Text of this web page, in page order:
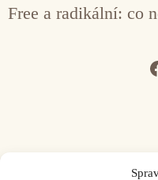
Free a radikální: co
ČASOPIS O JINÉ HUDBĚ |